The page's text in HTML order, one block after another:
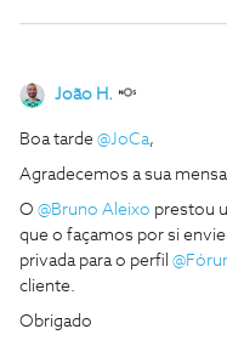
João H.
Boa tarde @JoCa,
Agradecemos a sua
O @Bruno Aleixo prestou
que o façamos por si
privada para o perfil
cliente.
Obrigado